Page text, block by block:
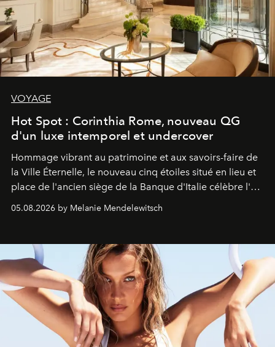
VOYAGE
Hot Spot : Corinthia Rome, nouveau QG
d'un luxe intemporel et undercover
Hommage vibrant au patrimoine et aux savoirs-faire de
la Ville Éternelle, le nouveau cinq étoiles situé en lieu et
place de l'ancien siège de la Banque d'Italie célèbre l'art
05.08.2026 by Melanie Mendelewitsch